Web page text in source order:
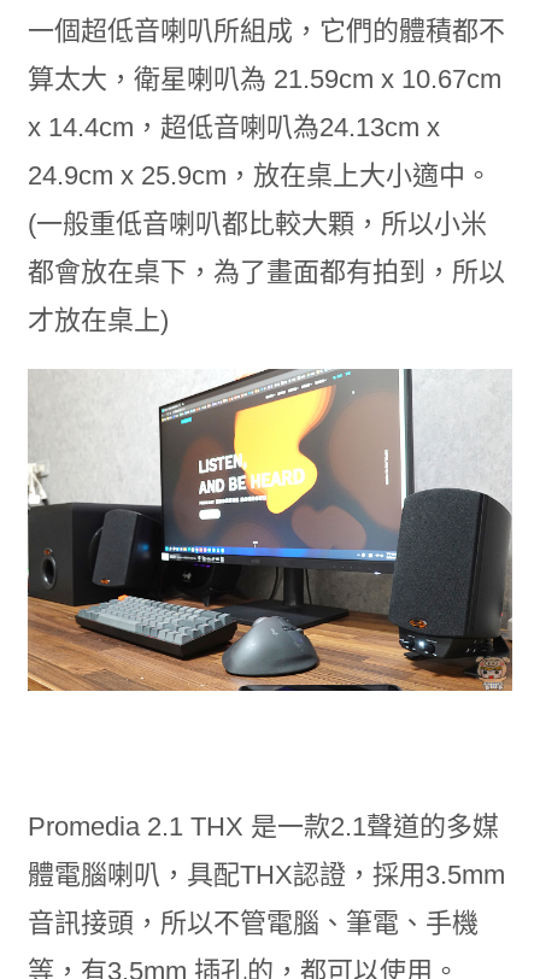
一個超低音喇叭所組成，它們的體積都不
算太大，衛星喇叭為 21.59cm x 10.67cm
x 14.4cm，超低音喇叭為24.13cm x
24.9cm x 25.9cm，放在桌上大小適中。
(一般重低音喇叭都比較大顆，所以小米
都會放在桌下，為了畫面都有拍到，所以
才放在桌上)
Promedia 2.1 THX 是一款2.1聲道的多媒
體電腦喇叭，具配THX認證，採用3.5mm
音訊接頭，所以不管電腦、筆電、手機
等，有3.5mm 插孔的，都可以使用。